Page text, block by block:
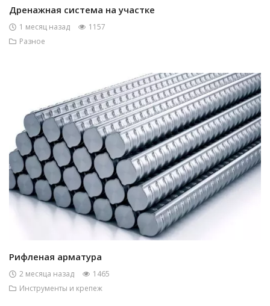
Дренажная система на участке
1 месяц назад
1157
Разное
Рифленая арматура
2 месяца назад
1465
Инструменты и крепеж